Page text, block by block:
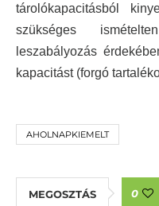
tárolókapacitásból
szükséges
leszabályozás
kapacitást (forgó
AHOLNAPKIEMELT
MEGOSZTÁS 0